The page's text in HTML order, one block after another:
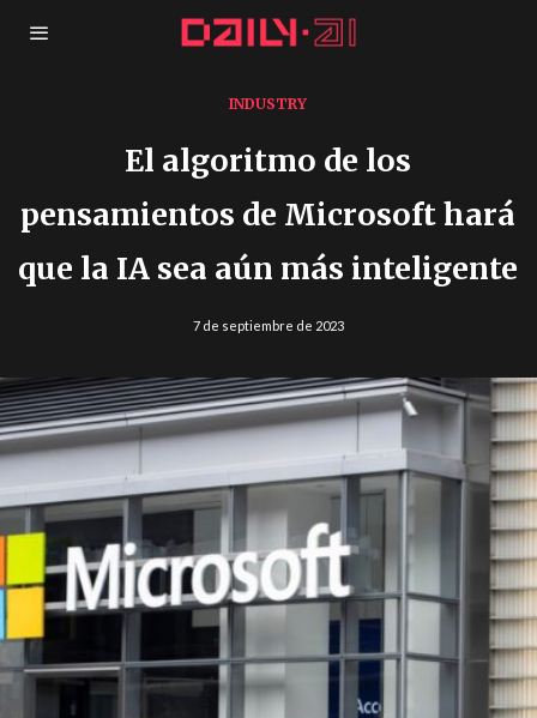
INDUSTRY
El algoritmo de los
pensamientos de Microsoft hará
que la IA sea aún más inteligente
7 de septiembre de 2023